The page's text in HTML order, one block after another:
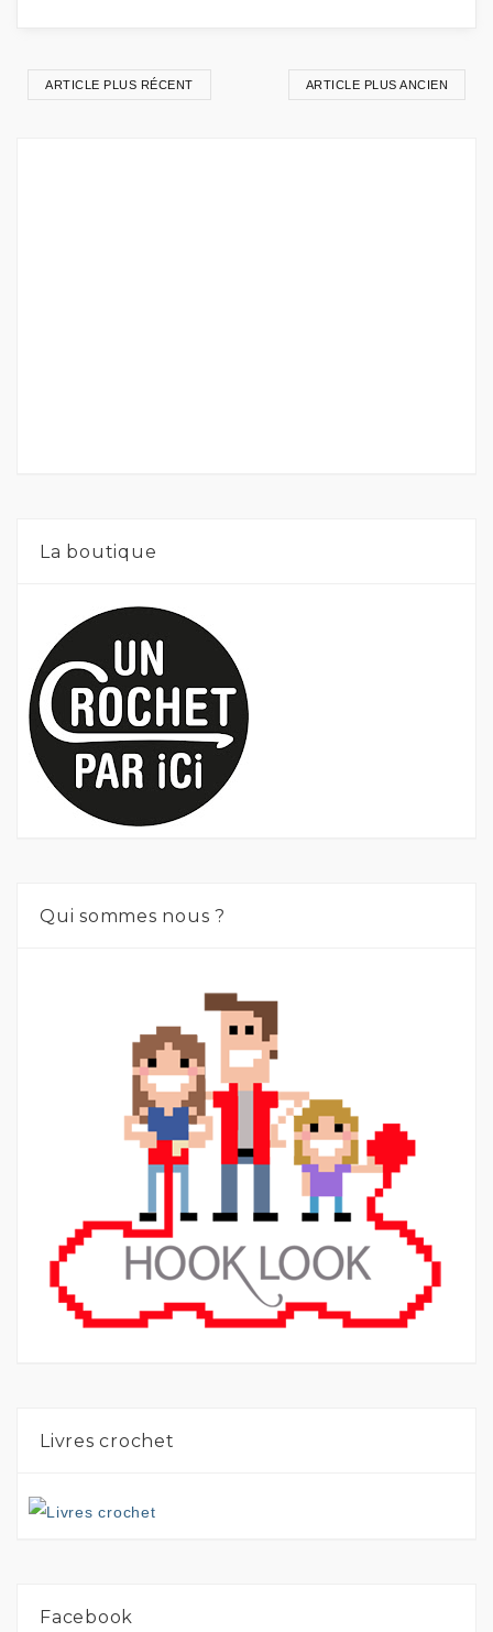
ARTICLE PLUS RÉCENT ARTICLE PLUS ANCIEN
La boutique
Qui sommes nous ?
Livres crochet
Facebook